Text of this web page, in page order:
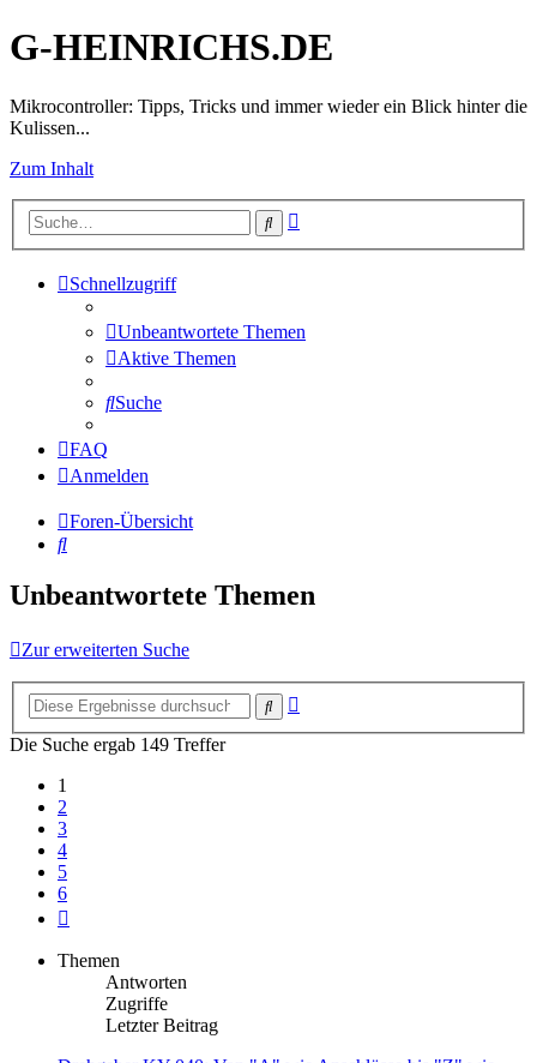
G-HEINRICHS.DE
Mikrocontroller: Tipps, Tricks und immer wieder ein Blick hinter die
Kulissen...
Zum Inhalt
Suche
Schnellzugriff
Unbeantwortete Themen
Aktive Themen
Suche
FAQ
Anmelden
Foren-Übersicht
Suche
Unbeantwortete Themen
Zur erweiterten Suche
Suche
Die Suche ergab 149 Treffer
1
2
3
4
5
6
Themen
Antworten
Zugriffe
Letzter Beitrag